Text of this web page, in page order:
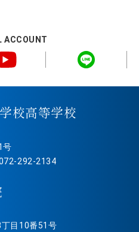
ACCOUNT
校高等学校
号
292-2134
目10番51号